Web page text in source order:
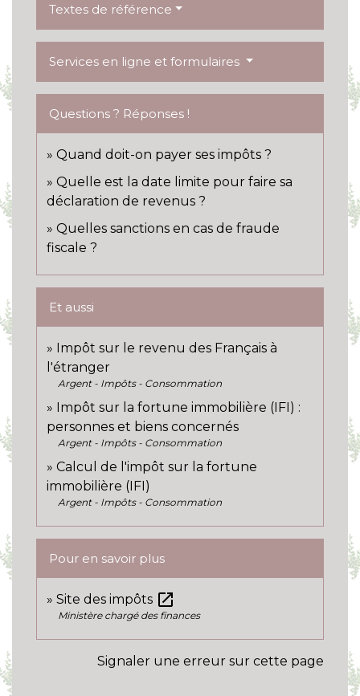
Textes de référence
Services en ligne et formulaires
Questions ? Réponses !
Quand doit-on payer ses impôts ?
Quelle est la date limite pour faire sa
déclaration de revenus ?
Quelles sanctions en cas de fraude
fiscale ?
Et aussi
Impôt sur le revenu des Français à
l'étranger
Argent - Impôts - Consommation
Impôt sur la fortune immobilière (IFI) :
personnes et biens concernés
Argent - Impôts - Consommation
Calcul de l'impôt sur la fortune
immobilière (IFI)
Argent - Impôts - Consommation
Pour en savoir plus
Site des impôts open_in_new
Ministère chargé des finances
Signaler une erreur sur cette page